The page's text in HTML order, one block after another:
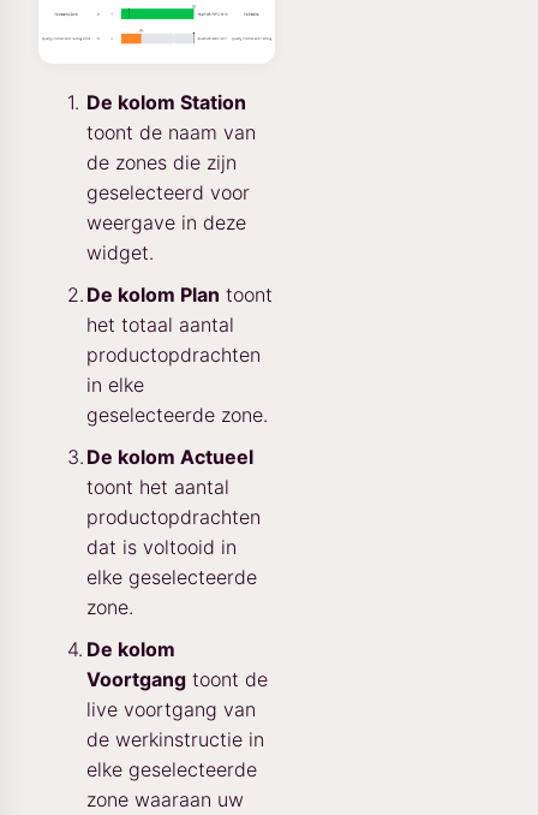
De kolom Station
toont de naam van
de zones die zijn
geselecteerd voor
weergave in deze
widget.
De kolom Plan toont
het totaal aantal
productopdrachten
in elke
geselecteerde zone.
De kolom Actueel
toont het aantal
productopdrachten
dat is voltooid in
elke geselecteerde
zone.
De kolom
Voortgang toont de
live voortgang van
de werkinstructie in
elke geselecteerde
zone waaraan uw